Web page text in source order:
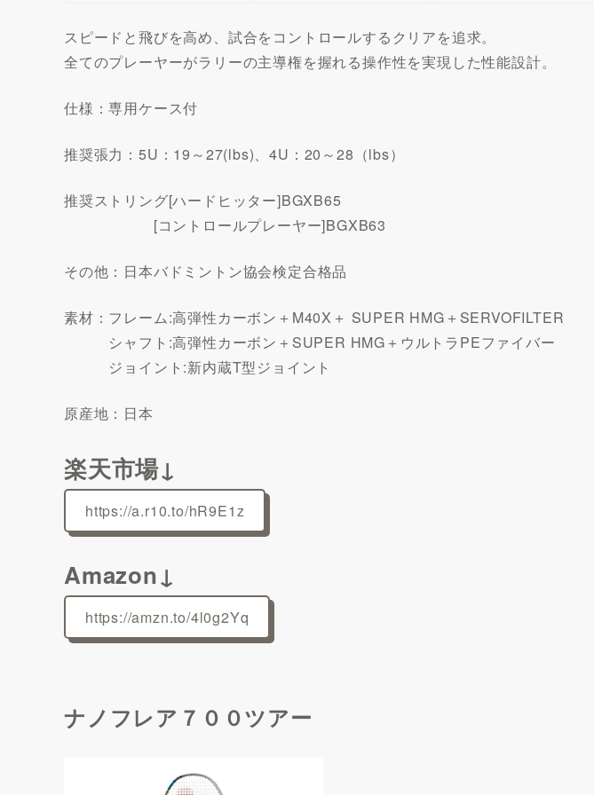
スピードと飛びを高め、試合をコントロールするクリアを追求。
全てのプレーヤーがラリーの主導権を握れる操作性を実現した性能設計。
仕様：専用ケース付
推奨張力：5U：19～27(lbs)、4U：20～28（lbs）
推奨ストリング[ハードヒッター]BGXB65
[コントロールプレーヤー]BGXB63
その他：日本バドミントン協会検定合格品
素材：フレーム:高弾性カーボン＋M40X＋ SUPER HMG＋SERVOFILTER
シャフト:高弾性カーボン＋SUPER HMG＋ウルトラPEファイバー
ジョイント:新内蔵T型ジョイント
原産地：日本
楽天市場↓
https://a.r10.to/hR9E1z
Amazon↓
https://amzn.to/4l0g2Yq
ナノフレア７００ツアー